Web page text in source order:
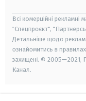
Всі комерційні рекламні
"Спецпроєкт",
Детальніше щодо
ознайомитись в
захищені. © 2005—2021,
Канал.